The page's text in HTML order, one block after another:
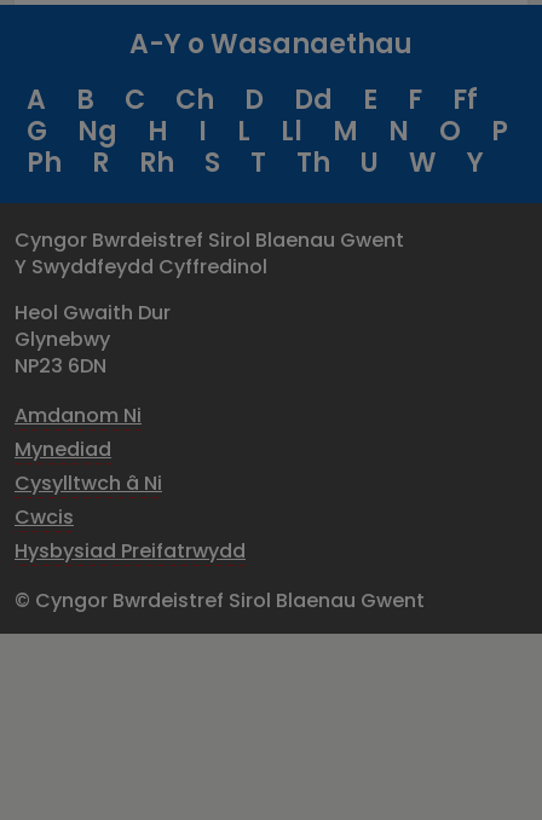
A-Y o Wasanaethau
A
B C Ch D Dd E F
Ff
G
Ng H I L Ll M N O
P
Ph
R Rh S T Th U W Y
Cyngor Bwrdeistref Sirol Blaenau Gwent
Y Swyddfeydd Cyffredinol
Heol Gwaith Dur
Glynebwy
NP23 6DN
Amdanom Ni
Mynediad
Cysylltwch â Ni
Cwcis
Hysbysiad Preifatrwydd
© Cyngor Bwrdeistref Sirol Blaenau Gwent